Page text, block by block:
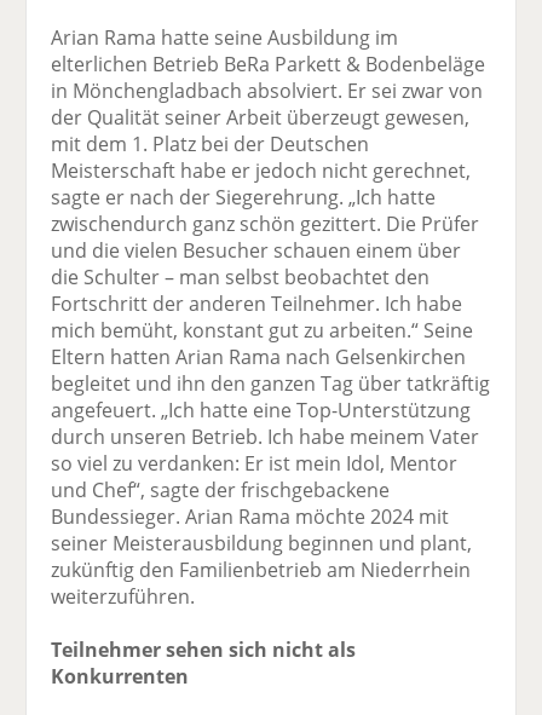
Arian Rama hatte seine Ausbildung im
elterlichen Betrieb BeRa Parkett & Bodenbeläge
in Mönchengladbach absolviert. Er sei zwar von
der Qualität seiner Arbeit überzeugt gewesen,
mit dem 1. Platz bei der Deutschen
Meisterschaft habe er jedoch nicht gerechnet,
sagte er nach der Siegerehrung. „Ich hatte
zwischendurch ganz schön gezittert. Die Prüfer
und die vielen Besucher schauen einem über
die Schulter – man selbst beobachtet den
Fortschritt der anderen Teilnehmer. Ich habe
mich bemüht, konstant gut zu arbeiten.“ Seine
Eltern hatten Arian Rama nach Gelsenkirchen
begleitet und ihn den ganzen Tag über tatkräftig
angefeuert. „Ich hatte eine Top-Unterstützung
durch unseren Betrieb. Ich habe meinem Vater
so viel zu verdanken: Er ist mein Idol, Mentor
und Chef“, sagte der frischgebackene
Bundessieger. Arian Rama möchte 2024 mit
seiner Meisterausbildung beginnen und plant,
zukünftig den Familienbetrieb am Niederrhein
weiterzuführen.
Teilnehmer sehen sich nicht als
Konkurrenten